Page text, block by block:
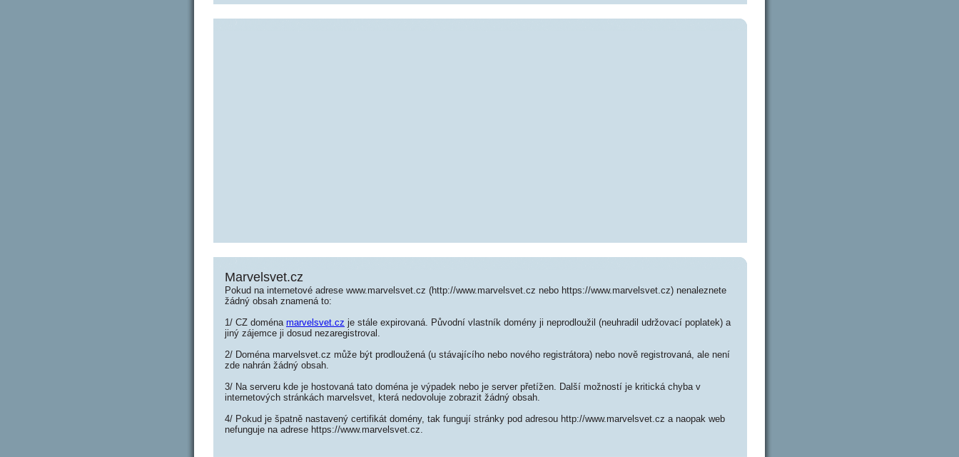
Marvelsvet.cz
Pokud na internetové adrese www.marvelsvet.cz (http://www.marvelsvet.cz nebo https://www.marvelsvet.cz) nenaleznete
žádný obsah znamená to:
1/ CZ doména marvelsvet.cz je stále expirovaná. Původní vlastník domény ji neprodloužil (neuhradil udržovací poplatek) a
jiný zájemce ji dosud nezaregistroval.
2/ Doména marvelsvet.cz může být prodloužená (u stávajícího nebo nového registrátora) nebo nově registrovaná, ale není
zde nahrán žádný obsah.
3/ Na serveru kde je hostovaná tato doména je výpadek nebo je server přetížen. Další možností je kritická chyba v
internetových stránkách marvelsvet, která nedovoluje zobrazit žádný obsah.
4/ Pokud je špatně nastavený certifikát domény, tak fungují stránky pod adresou http://www.marvelsvet.cz a naopak web
nefunguje na adrese https://www.marvelsvet.cz.